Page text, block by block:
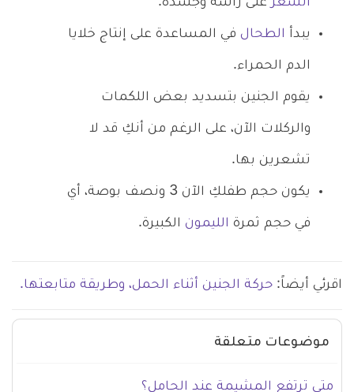
الشعرعلى رأسه وجسده.
يبدأ الطحال في المساعدة على إنتاج خلايا
الدم الحمراء.
يقوم الجنين بتسديد بعض اللكمات
والركلات الآن، على الرغم من أنكِ قد لا
تشعرين بها.
يكون حجم طفلكِ الآن 3 ونصف بوصة، أي
في حجم ثمرة الليمون الكبيرة.
اقرئي أيضاً: حركة الجنين أثناء الحمل، وطريقة متابعتها.
موضوعات متعلقة
متى ترتفع المشيمة عند الحامل؟